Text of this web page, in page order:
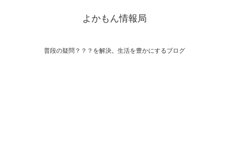
よかもん情報局
普段の疑問？？？を解決。生活を豊かにするブログ